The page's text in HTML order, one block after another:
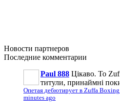
Новости партнеров
Последние комментарии
Paul 888 Цікаво. То
титули, принаймні
Опетая дебютирует в Zuffa Boxing
minutes ago